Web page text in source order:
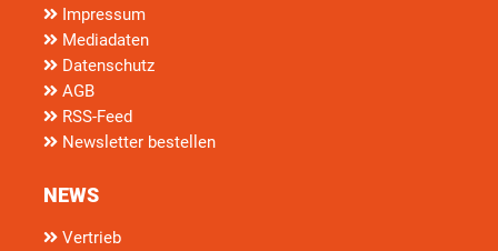
Impressum
Mediadaten
Datenschutz
AGB
RSS-Feed
Newsletter bestellen
NEWS
Vertrieb